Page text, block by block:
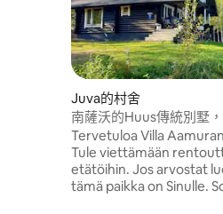
Juva的村舍
南薩沃的Huus傳統別墅
Tervetuloa Villa
Tule viettämään
etätöihin. Jos arvostat
tämä paikka on Sinulle. Soutele tai kalasta